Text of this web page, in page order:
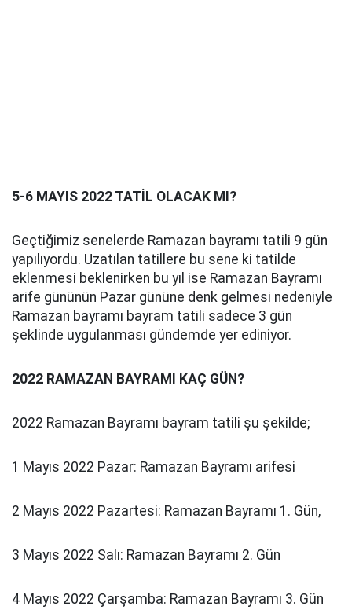
5-6 MAYIS 2022 TATİL OLACAK MI?
Geçtiğimiz senelerde Ramazan bayramı tatili 9 gün
yapılıyordu. Uzatılan tatillere bu sene ki tatilde
eklenmesi beklenirken bu yıl ise Ramazan Bayramı
arife gününün Pazar gününe denk gelmesi nedeniyle
Ramazan bayramı bayram tatili sadece 3 gün
şeklinde uygulanması gündemde yer ediniyor.
2022 RAMAZAN BAYRAMI KAÇ GÜN?
2022 Ramazan Bayramı bayram tatili şu şekilde;
1 Mayıs 2022 Pazar: Ramazan Bayramı arifesi
2 Mayıs 2022 Pazartesi: Ramazan Bayramı 1. Gün,
3 Mayıs 2022 Salı: Ramazan Bayramı 2. Gün
4 Mayıs 2022 Çarşamba: Ramazan Bayramı 3. Gün